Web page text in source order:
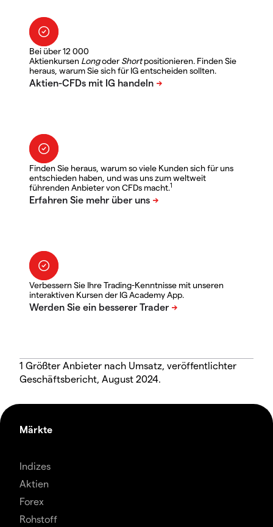
Bei über 12 000
Aktienkursen LongoderShortpositionieren. Finden Sie
heraus, warum Sie sich für IG entscheiden sollten.
Finden Sie heraus, warum so viele Kunden sich für uns
entschieden haben, und was uns zum weltweit
führenden Anbieter von CFDs macht.1
Verbessern Sie Ihre Trading-Kenntnisse mit unseren
interaktiven Kursen der IG Academy App.
1 Größter Anbieter nach Umsatz, veröffentlichter
Geschäftsbericht, August 2024.
Märkte
Indizes
Aktien
Forex
Rohstoff